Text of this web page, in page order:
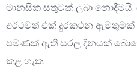
මානසික සතුටක් ලබා නොදීමයි.
අර්ථවත් එක් දුරකථන
පමණක් ඇති සරල දිනයක්
කළ හැක.